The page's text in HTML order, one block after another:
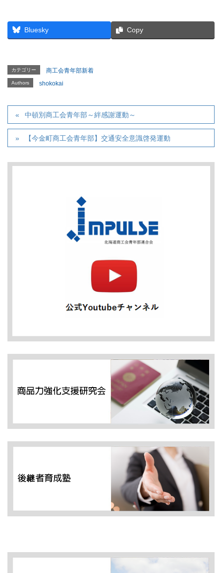
Bluesky Copy
カテゴリー 商工会青年部新着
Authors shokokai
中頓別商工会青年部～絆感謝運動～
【今金町商工会青年部】交通安全意識啓発運動